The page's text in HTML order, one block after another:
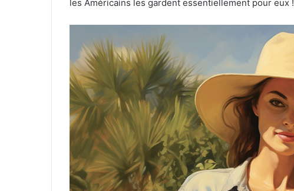
les Américains les gardent essentiellement pour eux !